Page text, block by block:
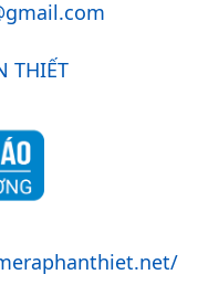
THIẾT